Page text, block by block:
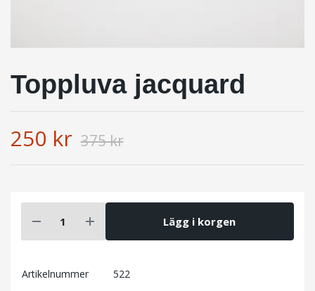
Toppluva jacquard
250 kr 375 kr
Lägg i korgen
Artikelnummer 522